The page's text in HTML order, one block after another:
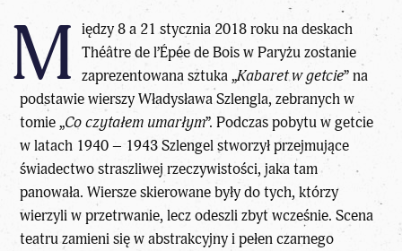
M iędzy 8 a 21 stycznia 2018 roku na deskach
Théâtre de l’Épée de Bois w Paryżu zostanie
zaprezentowana sztuka „Kabaret w getcie” na
podstawie wierszy Władysława Szlengla, zebranych w
tomie „Co czytałem umarłym”. Podczas pobytu w getcie
w latach 1940 – 1943 Szlengel stworzył przejmujące
świadectwo straszliwej rzeczywistości, jaka tam
panowała. Wiersze skierowane były do tych, którzy
wierzyli w przetrwanie, lecz odeszli zbyt wcześnie. Scena
teatru zamieni się w abstrakcyjny i pełen czarnego